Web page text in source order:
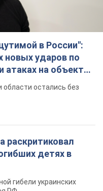
раскритиковал
детях в
РФ
Россия нанесла
"Укрнафты"